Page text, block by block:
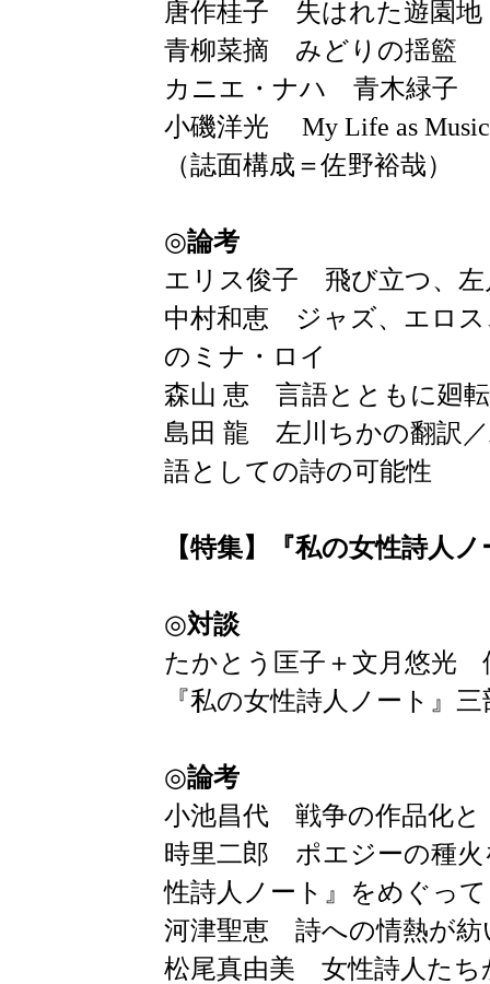
唐作桂子 失はれた遊園地
青柳菜摘 みどりの揺籃
カニエ・ナハ 青木緑子
小磯洋光 My Life as Music
（誌面構成＝佐野裕哉）
◎論考
エリス俊子 飛び立つ、
中村和恵 ジャズ、エロ
のミナ・ロイ
森山 恵 言語とともに廻
島田 龍 左川ちかの翻訳
語としての詩の可能性
【特集】『私の女性詩人
◎対談
たかとう匡子＋文月悠
『私の女性詩人ノート』
◎論考
小池昌代 戦争の作品化と
時里二郎 ポエジーの種
性詩人ノート』をめぐって
河津聖恵 詩への情熱が紡
松尾真由美 女性詩人たち